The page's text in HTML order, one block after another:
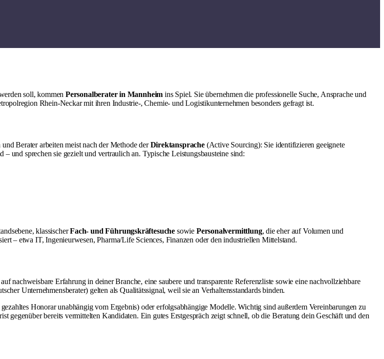
soll, kommen Personalberater in Mannheim ins Spiel. Sie übernehmen die professionelle Suche, Ansprache und
Rhein-Neckar mit ihren Industrie-, Chemie- und Logistikunternehmen besonders gefragt ist.
Berater arbeiten meist nach der Methode derDirektansprache(Active Sourcing): Sie identifizieren geeignete
und sprechen sie gezielt und vertraulich an. Typische Leistungsbausteine sind:
klassischerFach- und Führungskräftesuche sowie Personalvermittlung, die eher auf Volumen und
– etwa IT, Ingenieurwesen, Pharma/Life Sciences, Finanzen oder den industriellen Mittelstand.
nachweisbare Erfahrung in deiner Branche, eine saubere und transparente Referenzliste sowie eine nachvollziehbare
Unternehmensberater) gelten als Qualitätssignal, weil sie an Verhaltensstandards binden.
Honorar unabhängig vom Ergebnis) oder erfolgsabhängige Modelle. Wichtig sind außerdem Vereinbarungen zu
gegenüber bereits vermittelten Kandidaten. Ein gutes Erstgespräch zeigt schnell, ob die Beratung dein Geschäft und den